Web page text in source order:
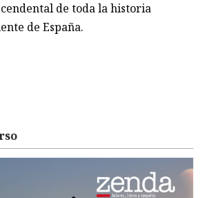
de toda la historia
de España.